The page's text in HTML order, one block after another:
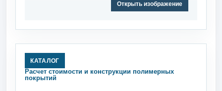
Открыть изображение
КАТАЛОГ
Расчет стоимости и конструкции полимерных
покрытий